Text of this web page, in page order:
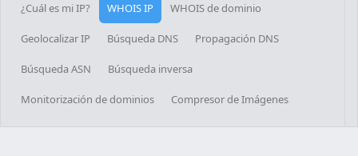
¿Cuál es mi IP? WHOIS IP WHOIS de dominio
Geolocalizar IP Búsqueda DNS Propagación DNS
Búsqueda ASN Búsqueda inversa
Monitorización de dominios Compresor de Imágenes